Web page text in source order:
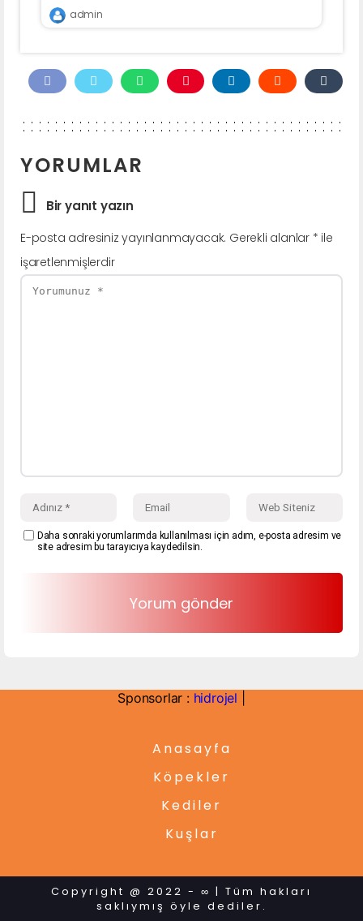
admin
YORUMLAR
Bir yanıt yazın
E-posta adresiniz yayınlanmayacak. Gerekli alanlar * ile
işaretlenmişlerdir
Daha sonraki yorumlarımda kullanılması için adım, e-posta adresim ve
site adresim bu tarayıcıya kaydedilsin.
Sponsorlar : hidrojel
Anasayfa
Köpekler
Kediler
Kuşlar
Copyright @ 2022 - ∞ | Tüm hakları
saklıymış öyle dediler.